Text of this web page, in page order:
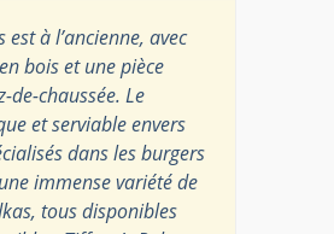
est à l’ancienne, avec
bois et une pièce
chaussée. Le
et serviable envers
dans les burgers
immense variété de
tous disponibles